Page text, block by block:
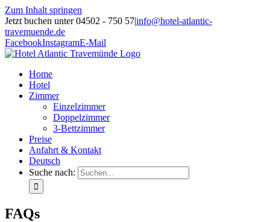
Zum Inhalt springen
Jetzt buchen unter 04502 - 750 57|info@hotel-atlantic-
travemuende.de
FacebookInstagramE-Mail
Home
Hotel
Zimmer
Einzelzimmer
Doppelzimmer
3-Bettzimmer
Preise
Anfahrt & Kontakt
Deutsch
Suche nach:
FAQs